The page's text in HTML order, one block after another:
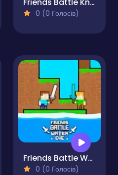
0 (0 Голосів)
Friends Battle Water Die
0 (0 Голосів)